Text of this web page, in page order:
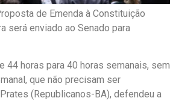
de Emenda à Constituição
será enviado ao Senado para
44 horas para 40 horas semanais, sem
que não precisam ser
(Republicanos-BA), defendeu a